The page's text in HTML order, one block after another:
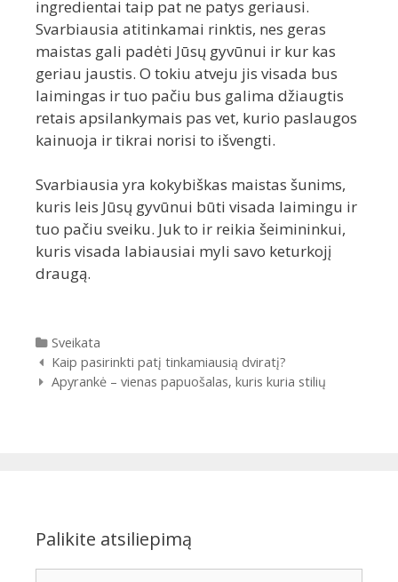
ingredientai taip pat ne patys geriausi.
Svarbiausia atitinkamai rinktis, nes geras
maistas gali padėti Jūsų gyvūnui ir kur kas
geriau jaustis. O tokiu atveju jis visada bus
laimingas ir tuo pačiu bus galima džiaugtis
retais apsilankymais pas vet, kurio paslaugos
kainuoja ir tikrai norisi to išvengti.
Svarbiausia yra kokybiškas maistas šunims,
kuris leis Jūsų gyvūnui būti visada laimingu ir
tuo pačiu sveiku. Juk to ir reikia šeimininkui,
kuris visada labiausiai myli savo keturkojį
draugą.
Kategorijos
Sveikata
Įrašų
navigacija
Kaip pasirinkti patį tinkamiausią dviratį?
Apyrankė – vienas papuošalas, kuris kuria stilių
Palikite atsiliepimą